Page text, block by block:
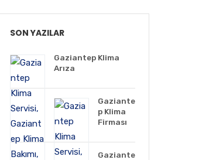
SON YAZILAR
Gaziantep Klima
Arıza
Gaziante
p Klima
Firması
Gaziante